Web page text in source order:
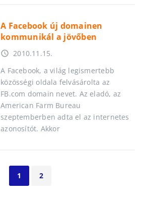
A Facebook új domainen
kommunikál a jövőben
access_time 2010.11.15.
A Facebook, a világ legismertebb
közösségi oldala felvásárolta az
FB.com domain nevet. Az eladó, az
American Farm Bureau
szeptemberben adta el az internetes
azonosítót. Akkor
1 2